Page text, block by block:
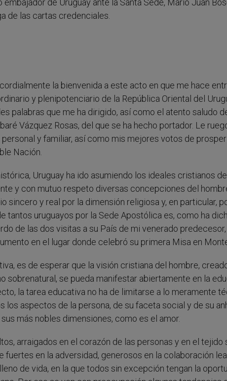
embajador de Uruguay ante la Santa Sede, Mario Juan
de las cartas credenciales.
la bienvenida a este acto en que me hace
y plenipotenciario de la República Oriental del
palabras que me ha dirigido, así como el atento saludo
Vázquez Rosas, del que se ha hecho portador. Le
y familiar, así como mis mejores votos de
Nación.
Uruguay ha ido asumiendo los ideales cristianos
y con mutuo respeto diversas concepciones del
sincero y real por la dimensión religiosa y, en particular,
tantos uruguayos por la Sede Apostólica es, como ha
de las dos visitas a su País de mi venerado
en el lugar donde celebró su primera Misa en
es de esperar que la visión cristiana del hombre,
sobrenatural, se pueda manifestar abiertamente en la
la tarea educativa no ha de limitarse a lo meramente
los aspectos de la persona, de su faceta social y de su
más nobles dimensiones, como es el amor.
arraigados en el corazón de las personas y en el
fuertes en la adversidad, generosos en la colaboración
de vida, en la que todos sin excepción tengan la